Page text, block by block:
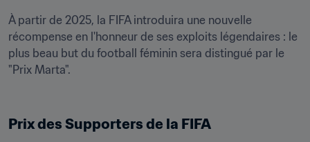
À partir de 2025, la FIFA introduira une nouvelle
récompense en l'honneur de ses exploits légendaires : le
plus beau but du football féminin sera distingué par le
"Prix Marta".
Prix des Supporters de la FIFA